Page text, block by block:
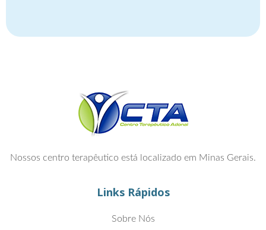
Nossos centro terapêutico está localizado em Minas Gerais.
Links Rápidos
Sobre Nós